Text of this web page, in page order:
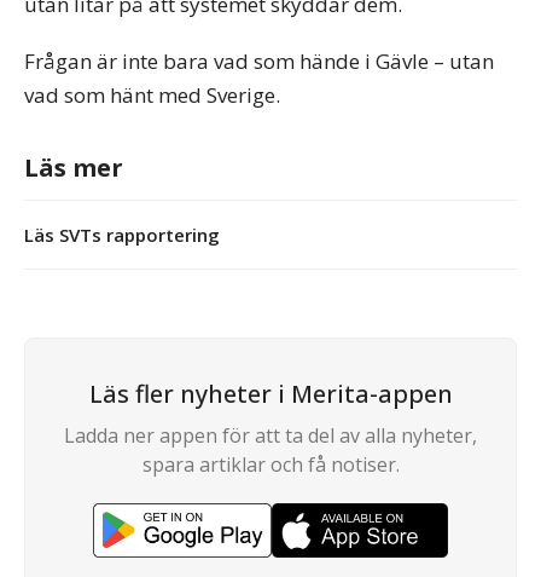
Frågan är inte bara vad som hände i Gävle – utan
vad som hänt med Sverige.
Läs mer
Läs SVTs rapportering
Läs fler nyheter i Merita-appen
Ladda ner appen för att ta del av alla nyheter,
spara artiklar och få notiser.